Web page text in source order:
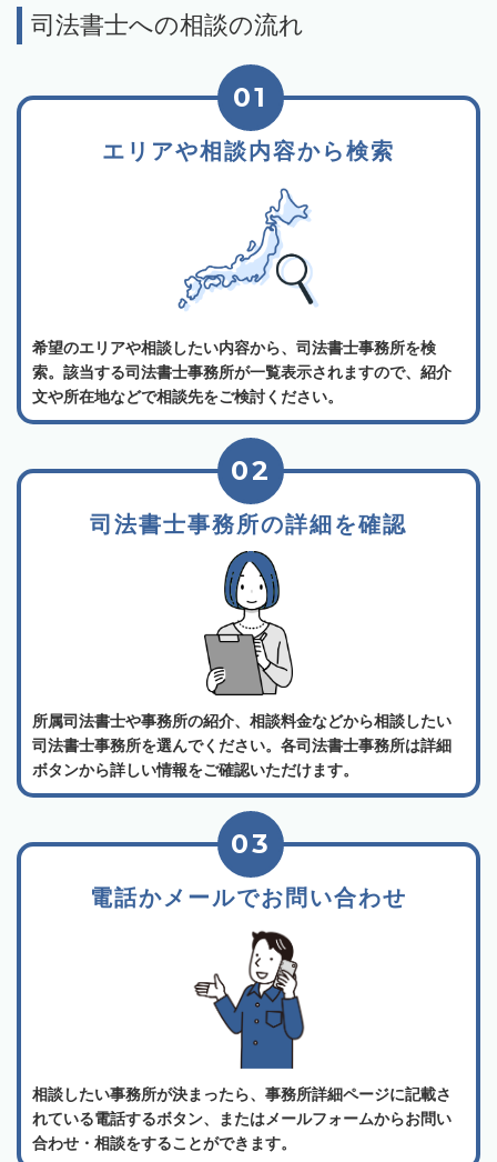
司法書士への相談の流れ
エリアや相談内容から検索
01
希望のエリアや相談したい内容から、司法書士事務所を検
索。該当する司法書士事務所が一覧表示されますので、紹介
文や所在地などで相談先をご検討ください。
司法書士事務所の詳細を確認
02
所属司法書士や事務所の紹介、相談料金などから相談したい
司法書士事務所を選んでください。各司法書士事務所は詳細
ボタンから詳しい情報をご確認いただけます。
電話かメールでお問い合わせ
03
相談したい事務所が決まったら、事務所詳細ページに記載さ
れている電話するボタン、またはメールフォームからお問い
合わせ・相談をすることができます。